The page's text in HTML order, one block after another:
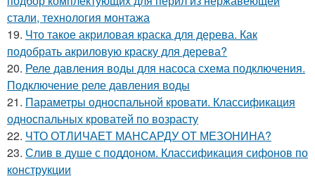
стали, технология монтажа
19. Что такое акриловая краска для дерева. Как
подобрать акриловую краску для дерева?
20. Реле давления воды для насоса схема подключения.
Подключение реле давления воды
21. Параметры односпальной кровати. Классификация
односпальных кроватей по возрасту
22. ЧТО ОТЛИЧАЕТ МАНСАРДУ ОТ МЕЗОНИНА?
23. Слив в душе с поддоном. Классификация сифонов по
конструкции